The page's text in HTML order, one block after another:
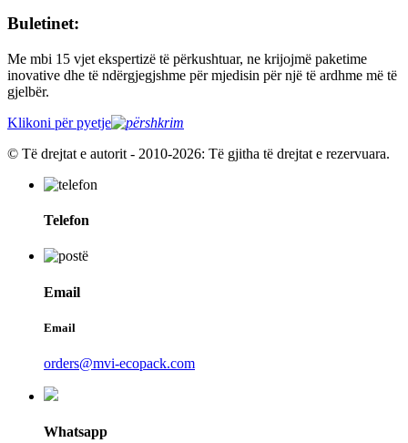
Buletinet:
Me mbi 15 vjet ekspertizë të përkushtuar, ne krijojmë paketime
inovative dhe të ndërgjegjshme për mjedisin për një të ardhme më të
gjelbër.
Klikoni për pyetje
© Të drejtat e autorit - 2010-2026: Të gjitha të drejtat e rezervuara.
Telefon
Email
Email
orders@mvi-ecopack.com
Whatsapp